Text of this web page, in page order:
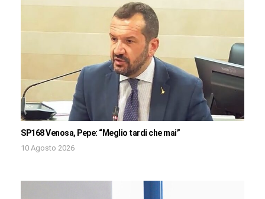
SP168 Venosa, Pepe: “Meglio tardi che mai”
10 Agosto 2026